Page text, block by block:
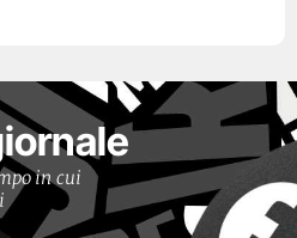
in cui